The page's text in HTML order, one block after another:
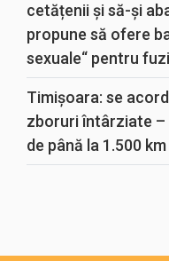
cetățenii și să-și
propune să ofere
sexuale“ pentru
Timișoara: se
zboruri întârziate –
de până la 1.500 km